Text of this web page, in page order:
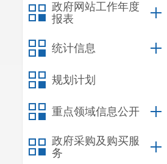
政府网站工作年度
报表
统计信息
规划计划
重点领域信息公开
政府采购及购买服
务